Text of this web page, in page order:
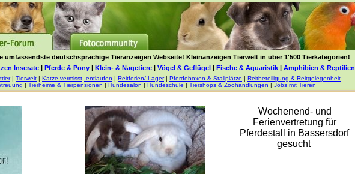
umfassendste deutschsprachige Tieranzeigen Webseite! Kleinanzeigen Tierwelt in über 1'500 Tierkategorien!
Inserate| Pferde & Pony| Klein- & Nagetiere| Vögel & Geflügel| Fische & Aquaristik| Amphibien & Reptilien
| Tierwelt | Katze vermisst, entlaufen | Reitferien/-Lager| Pferdeboxen & Stallplätze | Reitbeteiligung & Reitgelegenheit
| Tierheime & Tierpensionen | Hundesalon | Hundeschule | Tiershops & Zoohandlungen | Jobs mit Tieren
Wochenend- und
Ferienvertretung für
Pferdestall in Bassersdorf
gesucht